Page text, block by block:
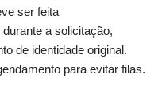
ser feita
a solicitação,
de identidade original.
para evitar filas.